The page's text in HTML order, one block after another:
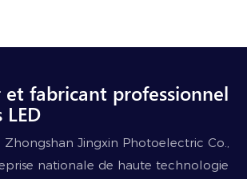
et fabricant professionnel
Zhongshan Jingxin Photoelectric Co.,
nationale de haute technologie